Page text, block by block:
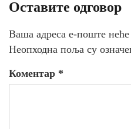
Оставите одговор
Ваша адреса е-поште
Неопходна поља су
Коментар *